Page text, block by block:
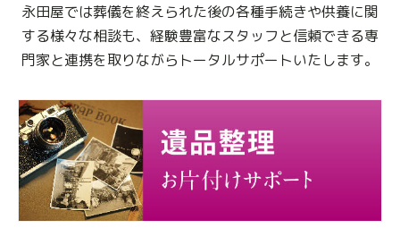
永田屋では葬儀を終えられた後の各種手続きや供養に関
する様々な相談も、 経験豊富なスタッフと信頼できる専
門家と連携を取りながらトータルサポートいたします。